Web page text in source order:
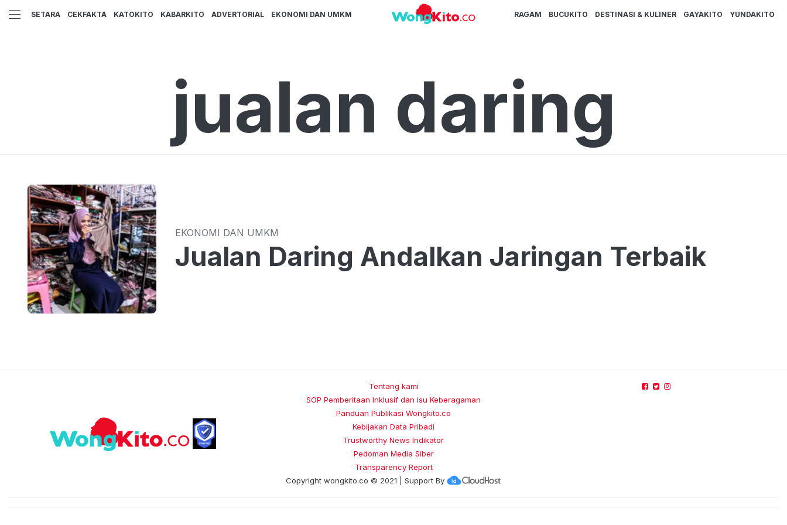
SETARA CEKFAKTA KATOKITO KABARKITO ADVERTORIAL EKONOMI DAN UMKM RAGAM BUCUKITO DESTINASI & KULINER GAYAKITO YUNDAKITO
jualan daring
EKONOMI DAN UMKM
Jualan Daring Andalkan Jaringan Terbaik
Tentang kami
SOP Pemberitaan Inklusif dan Isu Keberagaman
Panduan Publikasi Wongkito.co
Kebijakan Data Pribadi
Trustworthy News Indikator
Pedoman Media Siber
Transparency Report
Copyright wongkito.co © 2021 | Support By